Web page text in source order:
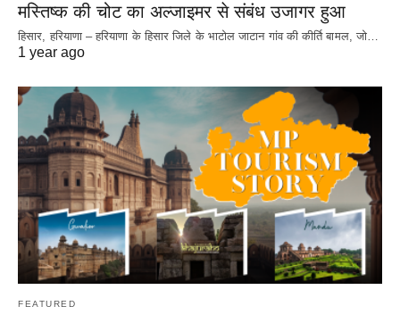
मस्तिष्क की चोट का अल्जाइमर से संबंध उजागर हुआ
हिसार, हरियाणा – हरियाणा के हिसार जिले के भाटोल जाटान गांव की कीर्ति बामल, जो…
1 year ago
FEATURED